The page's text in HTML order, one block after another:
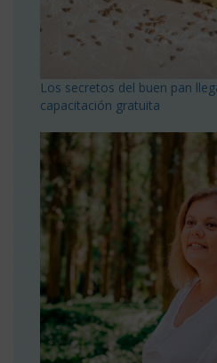
Los secretos del buen pan
capacitación gratuita